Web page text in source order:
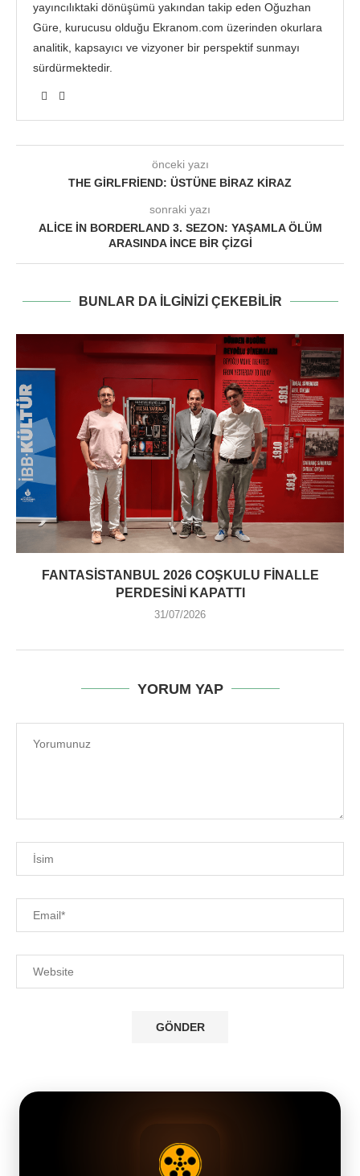
yayıncılıktaki dönüşümü yakından takip eden Oğuzhan
Güre, kurucusu olduğu Ekranom.com üzerinden okurlara
analitik, kapsayıcı ve vizyoner bir perspektif sunmayı
sürdürmektedir.
önceki yazı
THE GIRLFRIEND: ÜSTÜNE BIRAZ KIRAZ
sonraki yazı
ALICE IN BORDERLAND 3. SEZON: YAŞAMLA ÖLÜM
ARASINDA İNCE BIR ÇIZGI
BUNLAR DA ILGINIZI ÇEKEBILIR
FANTASISTANBUL 2026 COŞKULU FINALLE
PERDESINI KAPATTI
31/07/2026
YORUM YAP